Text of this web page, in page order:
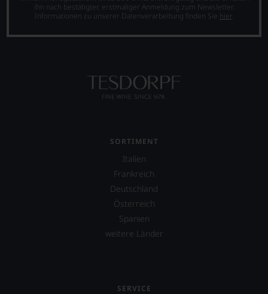
ihn nach bestätigter, erstmaliger Anmeldung zum Newsletter.
Informationen zu unserer Datenverarbeitung finden Sie hier.
SORTIMENT
Italien
Frankreich
Deutschland
Österreich
Spanien
weitere Länder
SERVICE